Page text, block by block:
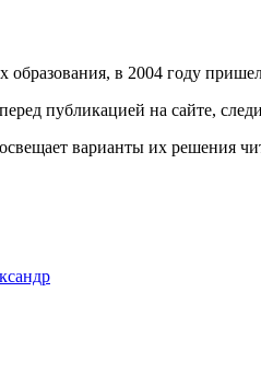
в 2004 году
публикацией на сайте,
варианты их решения